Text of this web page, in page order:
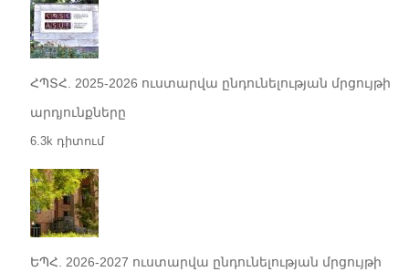
ՀՊՏՀ. 2025-2026 ուստարվա ընդունելության մրցույթի
արդյունքները
6.3k դիտում
ԵՊՀ. 2026-2027 ուստարվա ընդունելության մրցույթի